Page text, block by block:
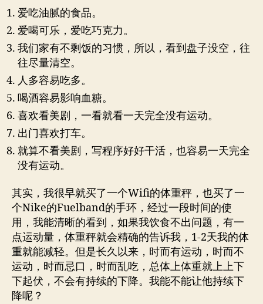
爱吃油腻的食品。
爱喝可乐，爱吃巧克力。
我们家有不剩饭的习惯，所以，看到盘子没空，往
往尽量清空。
人多容易吃多。
喝酒容易影响血糖。
喜欢看美剧，一看就看一天完全没有运动。
出门喜欢打车。
就算不看美剧，写程序好好干活，也容易一天完全
没有运动。
其实，我很早就买了一个Wifi的体重秤，也买了一
个Nike的Fuelband的手环，经过一段时间的使
用，我能清晰的看到，如果我饮食不出问题，有一
点运动量，体重秤就会精确的告诉我，1-2天我的体
重就能减轻。但是长久以来，时而有运动，时而不
运动，时而忌口，时而乱吃，总体上体重就上上下
下起伏，不会有持续的下降。我能不能让他持续下
降呢？